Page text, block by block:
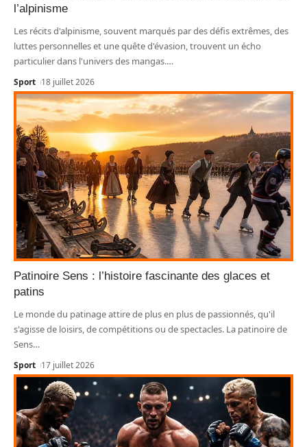
l’alpinisme
Les récits d'alpinisme, souvent marqués par des défis extrêmes, des
luttes personnelles et une quête d'évasion, trouvent un écho
particulier dans l'univers des mangas.…
Sport 18 juillet 2026
Patinoire Sens : l’histoire fascinante des glaces et
patins
Le monde du patinage attire de plus en plus de passionnés, qu'il
s'agisse de loisirs, de compétitions ou de spectacles. La patinoire de
Sens…
Sport 17 juillet 2026